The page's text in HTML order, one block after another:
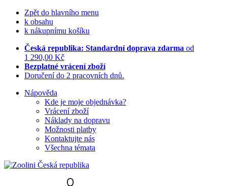
Zpět do hlavního menu
k obsahu
k nákupnímu košíku
Česká republika: Standardní doprava zdarma od
1 290,00 Kč
Bezplatné vrácení zboží
Doručení do 2 pracovních dnů.
Nápověda
Kde je moje objednávka?
Vrácení zboží
Náklady na dopravu
Možnosti platby
Kontaktujte nás
Všechna témata